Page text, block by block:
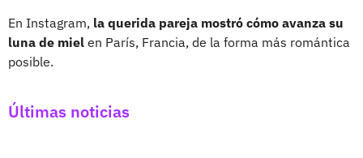
En Instagram, la querida pareja mostró cómo avanza su
luna de miel en París, Francia, de la forma más romántica
posible.
Últimas noticias